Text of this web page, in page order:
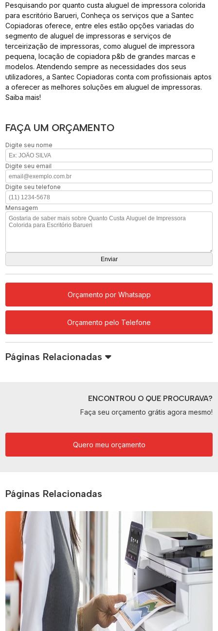
Pesquisando por quanto custa aluguel de impressora colorida
para escritório Barueri, Conheça os serviços que a Santec
Copiadoras oferece, entre eles estão opções variadas do
segmento de aluguel de impressoras e serviços de
terceirização de impressoras, como aluguel de impressora
pequena, locação de copiadora p&b de grandes marcas e
modelos. Atendendo sempre as necessidades dos seus
utilizadores, a Santec Copiadoras conta com profissionais aptos
a oferecer as melhores soluções em aluguel de impressoras.
Saiba mais!
FAÇA UM ORÇAMENTO
Digite seu nome
Digite seu email
Digite seu telefone
Mensagem
Orçamento por Whatsapp
Orçamento pelo Telefone
Páginas Relacionadas
ENCONTROU O QUE PROCURAVA?
Faça seu orçamento grátis agora mesmo!
Quero meu orçamento
Páginas Relacionadas